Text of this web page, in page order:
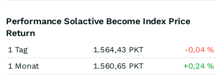
Performance Solactive Become Index Price
Return
1 Tag 1.564,43 PKT -0,04%
1 Monat
1.560,65 PKT +0,24%